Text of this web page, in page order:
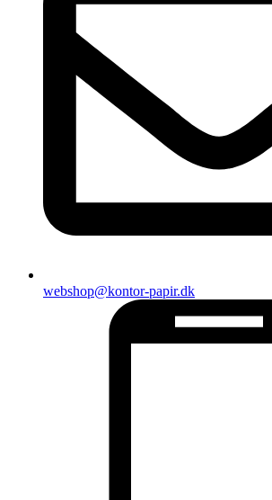
webshop@kontor-papir.dk